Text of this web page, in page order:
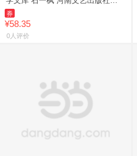
9787555919759
券
¥58.35
0人评价